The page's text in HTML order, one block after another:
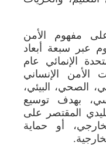
مفهوم الأمن
عبر سبعة أبعاد
الإنمائي عام
الأمن الإنساني
الصحي، البيئي،
بهدف توسيع
المقتصر على
أو حماية